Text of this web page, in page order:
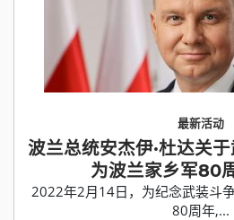
最新活动
波兰总统安杰伊·杜达关
为波兰家乡军80
2022年2月14日，为纪念武装斗
80周年,...